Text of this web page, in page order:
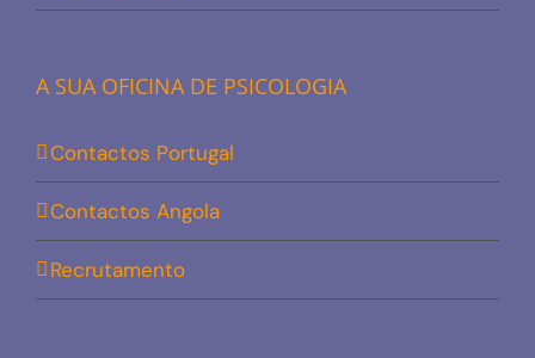
A SUA OFICINA DE PSICOLOGIA
Contactos Portugal
Contactos Angola
Recrutamento